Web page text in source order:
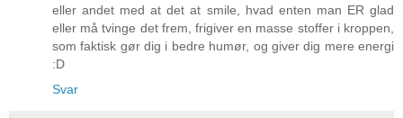
eller andet med at det at smile, hvad enten man ER glad
eller må tvinge det frem, frigiver en masse stoffer i kroppen,
som faktisk gør dig i bedre humør, og giver dig mere energi
:D
Svar